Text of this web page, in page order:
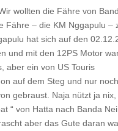
wollten die Fähre von
Fähre – die KM Nggapulu –
hat sich auf den
und mit den 12PS Motor
aber ein von US Touris
auf dem Steg und nur noch
gebraust. Naja nützt ja nix,
“ von Hatta nach Banda
aber das Gute daran